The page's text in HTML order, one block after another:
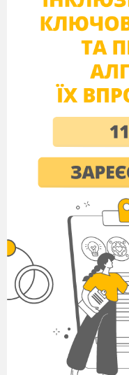
“
Тип уроку:
Мета уроку:
■ знати: Події:
революція в
Берест-
1917 р. –
жовтень 1918 р.
Туреччини.
листопада 1918
Кінець Першої
Особи:В.
Людендорф, Ж.
Макс Баденський.
Терміни
Нота
контрибуція,